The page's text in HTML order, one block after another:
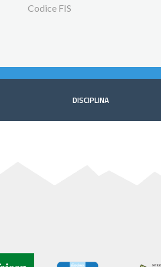
Codice FIS
DISCIPLINA